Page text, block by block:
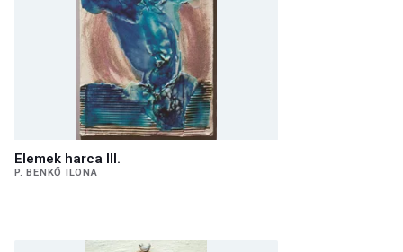
Elemek harca III.
P. BENKŐ ILONA